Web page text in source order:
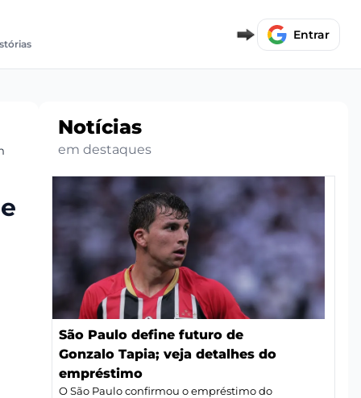
Entrar
Notícias
em destaques
São Paulo define futuro de
Gonzalo Tapia; veja detalhes do
empréstimo
O São Paulo confirmou o empréstimo do